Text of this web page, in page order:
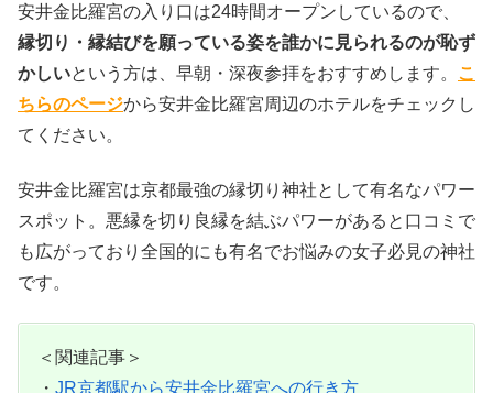
安井金比羅宮の入り口は24時間オープンしているので、
縁切り・縁結びを願っている姿を誰かに見られるのが恥ず
かしいという方は、早朝・深夜参拝をおすすめします。 こ
ちらのページから安井金比羅宮周辺のホテルをチェックし
てください。
安井金比羅宮は京都最強の縁切り神社として有名なパワー
スポット。悪縁を切り良縁を結ぶパワーがあると口コミで
も広がっており全国的にも有名でお悩みの女子必見の神社
です。
＜関連記事＞
・ JR京都駅から安井金比羅宮への行き方